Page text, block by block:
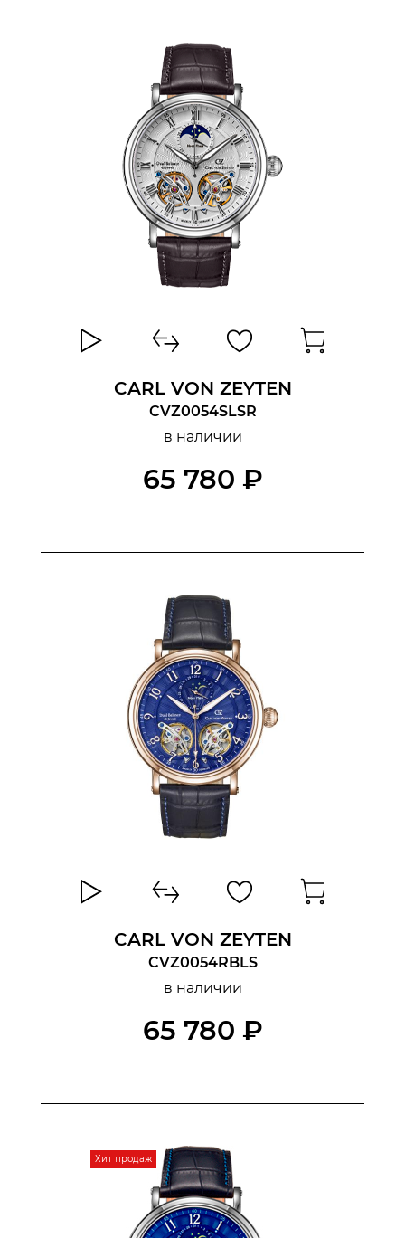
CARL VON ZEYTEN
CVZ0054SLSR
в наличии
65 780 ₽
CARL VON ZEYTEN
CVZ0054RBLS
в наличии
65 780 ₽
Хит продаж